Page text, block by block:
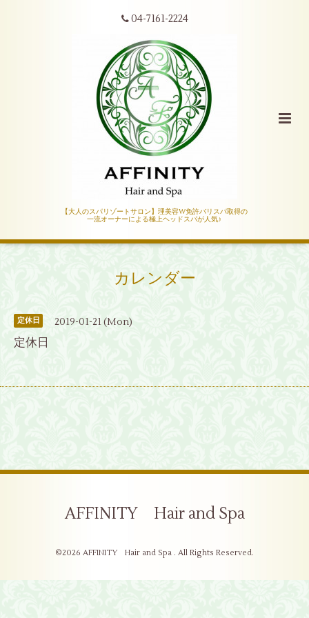
04-7161-2224
【大人のスパリゾートサロン】理美容W免許バリスパ取得の
一流オーナーによる極上ヘッドスパが人気♪
カレンダー
定休日 2019-01-21 (Mon)
定休日
AFFINITY Hair and Spa
©2026 AFFINITY Hair and Spa . All Rights Reserved.